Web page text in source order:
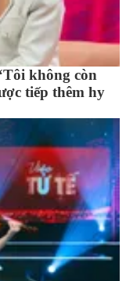
không còn
tiếp thêm hy